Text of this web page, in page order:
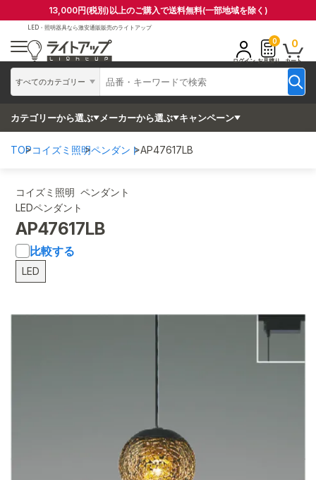
13,000円(税別)以上のご購入で送料無料(一部地域を除く)
LED・照明器具なら激安通販販売のライトアップ
すべてのカテゴリー
ログイン
0
お見積り
0
カート
カテゴリーから選ぶ メーカーから選ぶ キャンペーン
TOPコイズミ照明ペンダントAP47617LB
コイズミ照明 ペンダント
LEDペンダント
AP47617LB
比較する
LED